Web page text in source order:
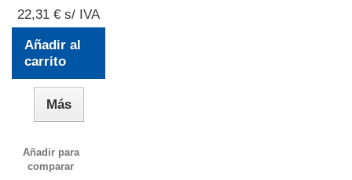
22,31 € s/ IVA
Añadir al
carrito
Más
Añadir para
comparar